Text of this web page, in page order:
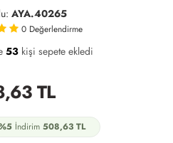
AYA.40265
0 Değerlendirme
53kişi sepete ekledi
17
TL
İndirim 508,63TL